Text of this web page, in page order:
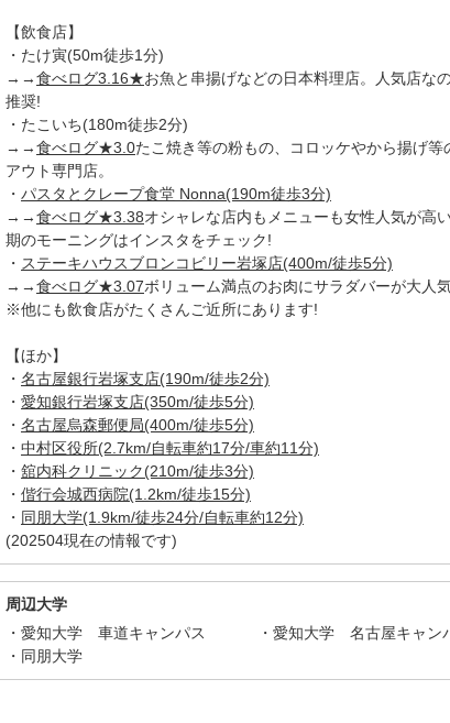
【飲食店】
・たけ寅(50m徒歩1分)
→→食べログ3.16★お魚と串揚げなどの日本料理店。人気店な
推奨!
・たこいち(180m徒歩2分)
→→食べログ★3.0たこ焼き等の粉もの、コロッケやから揚げ等
アウト専門店。
・ パスタとクレープ食堂 Nonna(190m徒歩3分)
→→食べログ★3.38オシャレな店内もメニューも女性人気が高
期のモーニングはインスタをチェック!
・ ステーキハウスブロンコビリー岩塚店(400m/徒歩5分)
→→食べログ★3.07ボリューム満点のお肉にサラダバーが大人気
※他にも飲食店がたくさんご近所にあります!
【ほか】
・ 名古屋銀行岩塚支店(190m/徒歩2分)
・ 愛知銀行岩塚支店(350m/徒歩5分)
・ 名古屋烏森郵便局(400m/徒歩5分)
・ 中村区役所(2.7km/自転車約17分/車約11分)
・ 舘内科クリニック(210m/徒歩3分)
・ 偕行会城西病院(1.2km/徒歩15分)
・ 同朋大学(1.9km/徒歩24分/自転車約12分)
(202504現在の情報です)
周辺大学
愛知大学 車道キャンパス
愛知大学 名古屋キャン
同朋大学